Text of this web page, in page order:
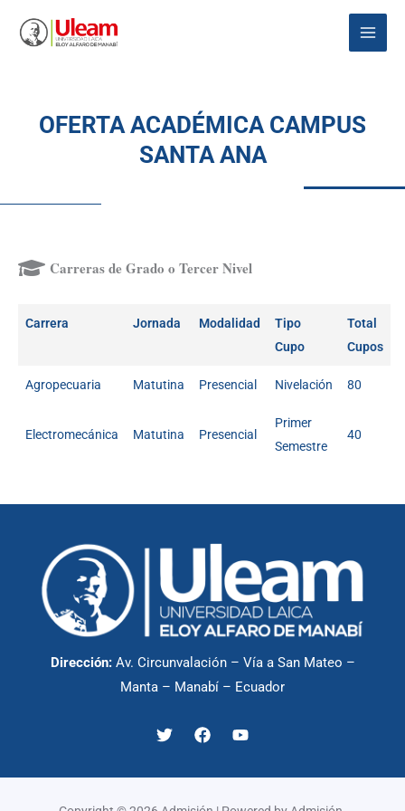
Main
Menu
OFERTA ACADÉMICA CAMPUS
SANTA ANA
Carreras de Grado o Tercer Nivel
Carrera Jornada Modalidad
Tipo
Cupo
Total
Cupos
Agropecuaria Matutina Presencial Nivelación 80
Electromecánica Matutina Presencial
Primer
Semestre
40
Dirección:Av. Circunvalación – Vía a San Mateo –
Manta – Manabí – Ecuador